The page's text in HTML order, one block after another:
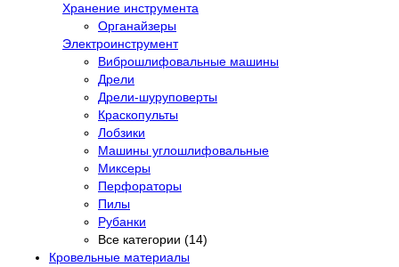
Хранение инструмента
Органайзеры
Электроинструмент
Виброшлифовальные машины
Дрели
Дрели-шуруповерты
Краскопульты
Лобзики
Машины углошлифовальные
Миксеры
Перфораторы
Пилы
Рубанки
Все категории (14)
Кровельные материалы